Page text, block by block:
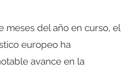
meses del año en curso, el
europeo ha
avance en la